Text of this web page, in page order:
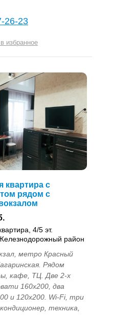
26-23
избранное
квартира с
рядом с
4/5 эт.
район
метро Красный
Рядом
кафе, ТЦ. Две 2-х
160х200, два
и 120х200. Wi-Fi, три
техника,